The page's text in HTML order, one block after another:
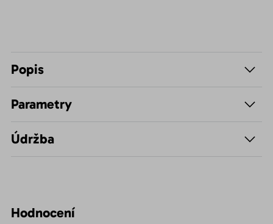
Popis
Parametry
Údržba
Hodnocení